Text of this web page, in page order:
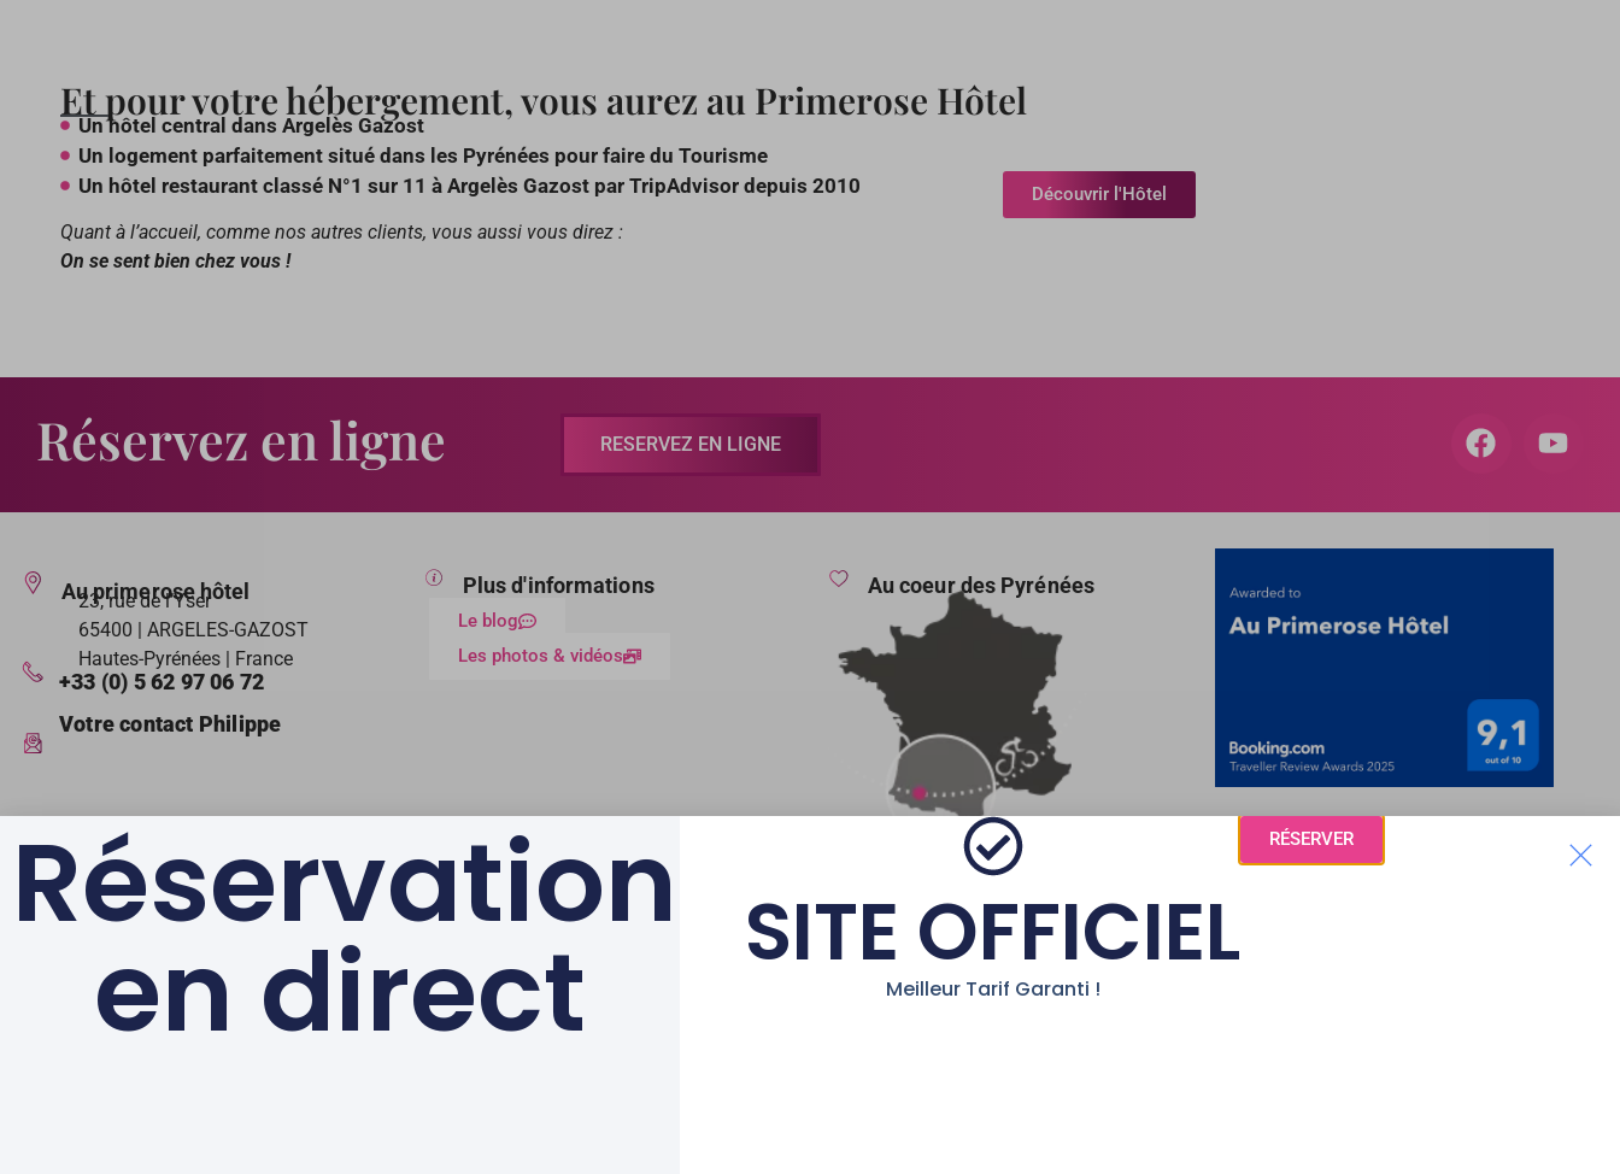
Et pour votre hébergement, vous aurez au Primerose Hôtel
Un hôtel central dans Argelès Gazost
Un logement parfaitement situé dans les Pyrénées pour faire du Tourisme
Un hôtel restaurant classé N°1 sur 11 à Argelès Gazost par TripAdvisor depuis 2010
Découvrir l'Hôtel
Quant à l’accueil, comme nos autres clients, vous aussi vous direz :
On se sent bien chez vous !
Réservez en ligne RESERVEZ EN LIGNE
Au primerose hôtel
23, rue de l’Yser
65400 | ARGELES-GAZOST
Hautes-Pyrénées | France
+33 (0) 5 62 97 06 72
Votre contact Philippe
Plus d'informations
Le blog
Les photos & vidéos
Au coeur des Pyrénées
QUALITÉ
AVEC LE SOUTIEN DE LA RÉGION
Réservation
en direct SITE OFFICIEL
Meilleur Tarif Garanti !
RÉSERVER